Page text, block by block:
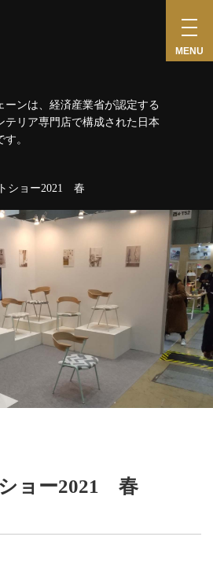
ーンは、経済産業省が認定する
テリア専門店で構成された日本
。
MENU
ショー2021 春
ョー2021 春